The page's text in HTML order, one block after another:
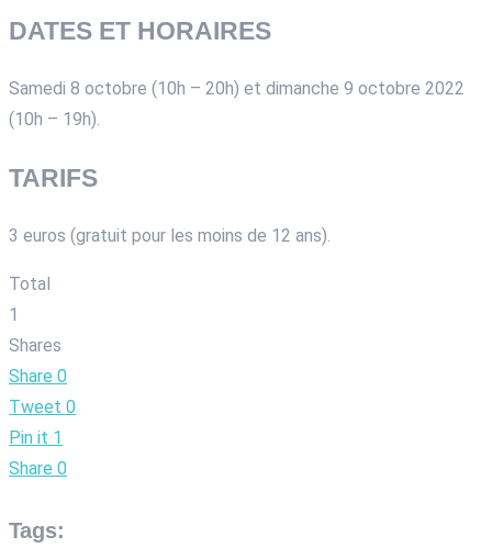
DATES ET HORAIRES
Samedi 8 octobre (10h – 20h) et dimanche 9 octobre 2022
(10h – 19h).
TARIFS
3 euros (gratuit pour les moins de 12 ans).
Total
1
Shares
Share 0
Tweet 0
Pin it 1
Share 0
Tags: